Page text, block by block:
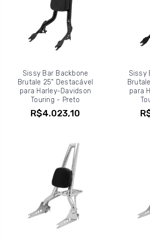
Sissy Bar Backbone
Brutale 25" Destacável
para Harley-Davidson
Touring - Preto
R$4.023,10
Sissy
para